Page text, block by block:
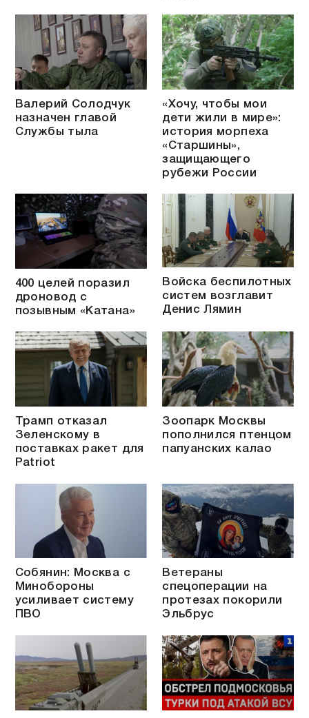
Валерий Солодчук
назначен главой
Службы тыла
«Хочу, чтобы мои
дети жили в мире»:
история морпеха
«Старшины»,
защищающего
рубежи России
400 целей поразил
дроновод с
позывным «Катана»
Войска беспилотных
систем возглавит
Денис Лямин
Трамп отказал
Зеленскому в
поставках ракет для
Patriot
Зоопарк Москвы
пополнился птенцом
папуанских калао
Собянин: Москва с
Минобороны
усиливает систему
ПВО
Ветераны
спецоперации на
протезах покорили
Эльбрус